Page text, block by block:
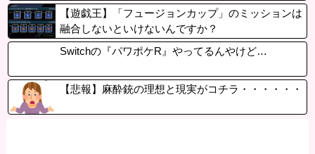
【遊戯王】「フュージョンカップ」のミッションは
融合しないといけないんですか？
Switchの『パワポケR』やってるんやけど…
【悲報】麻酔銃の理想と現実がコチラ・・・・・・